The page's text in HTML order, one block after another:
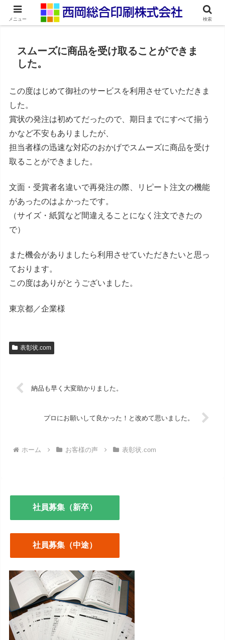
ネット印刷通販・オンデマンド印刷
スムーズに商品を受け取ることができま
した。
この度はじめて御社のサービスを利用させていただきま
した。
賞状の発注は初めてだったので、期日までにすべて揃う
かなど不安もありましたが、
担当者様の迅速な対応のおかげでスムーズに商品を受け
取ることができました。
文面・受賞者名違いで再発注の際、リピート注文の機能
があったのはよかったです。
（サイズ・紙質など間違えることになく注文できたの
で）
また機会がありましたら利用させていただきたいと思っ
ております。
この度はありがとうございました。
東京都／企業様
表彰状.com
納品も早く大変助かりました。
プロにお願いして良かった！と改めて思いました。
ホーム お客様の声 表彰状.com
社員募集（新卒）
社員募集（中途）
メニュー 検索